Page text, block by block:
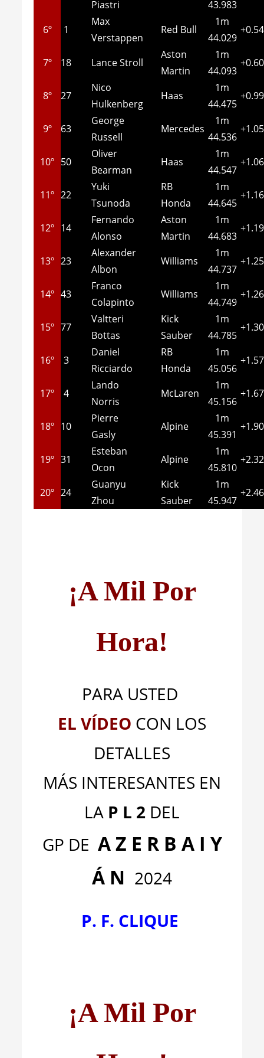
Piastri
43.983
6º 1
Max
Verstappen
Red Bull
1m
44.029
7º 18 Lance Stroll
Aston
Martin
1m
44.093
8º 27
Nico
Hulkenberg
Haas
1m
44.475
9º 63
George
Russell
Mercedes
1m
44.536
10º 50
Oliver
Bearman
Haas
1m
44.547
11º 22
Yuki
Tsunoda
RB
Honda
1m
44.645
12º 14
Fernando
Alonso
Aston
Martin
1m
44.683
13º 23
Alexander
Albon
Williams
1m
44.737
14º 43
Franco
Colapinto
Williams
1m
44.749
15º 77
Valtteri
Bottas
Kick
Sauber
1m
44.785
16º 3
Daniel
Ricciardo
RB
Honda
1m
45.056
17º 4
Lando
Norris
McLaren
1m
45.156
18º 10
Pierre
Gasly
Alpine
1m
45.391
19º 31
Esteban
Ocon
Alpine
1m
45.810
20º 24
Guanyu
Zhou
Kick
Sauber
1m
45.947
¡A Mil Por
Hora!
PARA USTED
EL VÍDEO CON LOS
DETALLES
MÁS INTERESANTES EN
LA P L 2 DEL
GP DE A Z E R B A I Y
Á N 2024
P. F. CLIQUE
¡A Mil Por